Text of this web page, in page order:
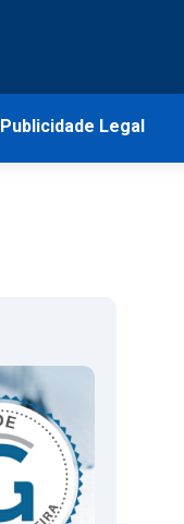
Publicidade Legal